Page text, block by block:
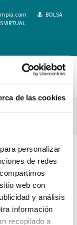
de las cookies
personalizar
de redes
web con
y análisis
información
recopilado a
BOLSA
VIRTUAL